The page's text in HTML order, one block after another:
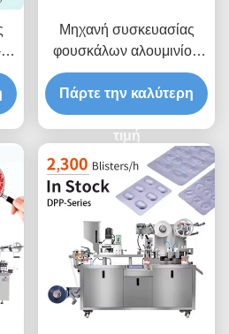
Μηχανή συσκευασίας
φουσκάλων αλουμινίου
για υγρή πάστα 30-
60pcs/min
Πάρτε την καλύτερη
τιμή